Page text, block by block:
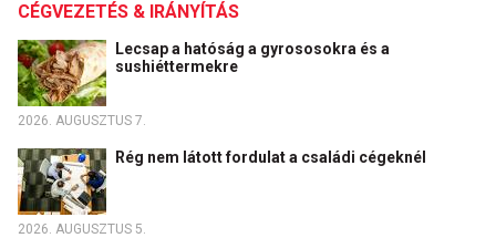
CÉGVEZETÉS & IRÁNYÍTÁS
Lecsap a hatóság a gyrososokra és a
sushiéttermekre
2026. AUGUSZTUS 7.
Rég nem látott fordulat a családi cégeknél
2026. AUGUSZTUS 5.